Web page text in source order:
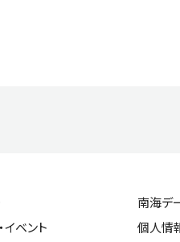
イベント
南海デ
個人情